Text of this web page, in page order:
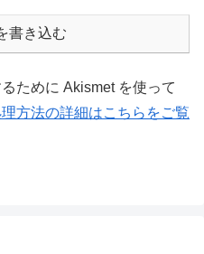
書き込む
ために Akismet を使って
方法の詳細はこちらをご覧